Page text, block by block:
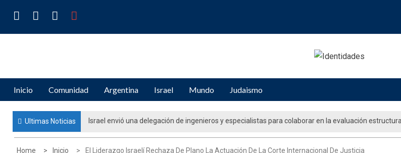
content
Inicio Comunidad Argentina Israel Mundo Judaismo
Ultimas Noticias
Movimiento estratégico para el futuro del pueblo judío: “El gobierno aprobó por unanimidad un
Home Inicio El Liderazgo Israelí Rechaza De Plano La Actuación De La Corte Internacional De Justicia